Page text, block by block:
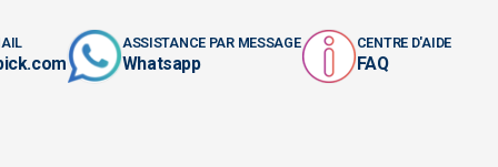
ASSISTANCE PAR MESSAGE
Whatsapp
CENTRE D'AIDE
FAQ